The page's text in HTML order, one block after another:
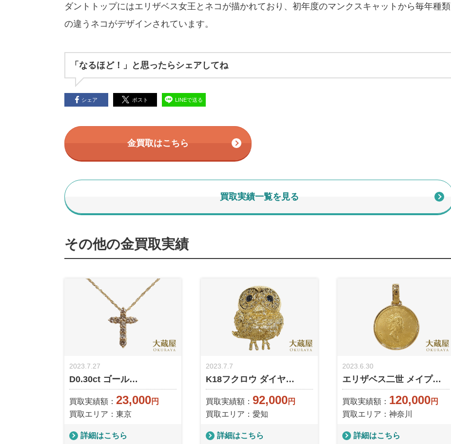
ダントトップにはエリザベス女王とネコが描かれており、初年度のマンクスキャットから毎年種類
の違うネコがデザインされています。
「なるほど！」と思ったらシェアしてね
シェア ポスト LINEで送る
金買取はこちら
買取実績一覧を見る
その他の金買取実績
2023.7.27
D0.30ct ゴール…
買取実績額： 23,000円
買取エリア：東京
詳細はこちら
2023.7.7
K18フクロウ ダイヤ…
買取実績額： 92,000円
買取エリア：愛知
詳細はこちら
2023.6.30
エリザベス二世 メイプ…
買取実績額： 120,000円
買取エリア：神奈川
詳細はこちら